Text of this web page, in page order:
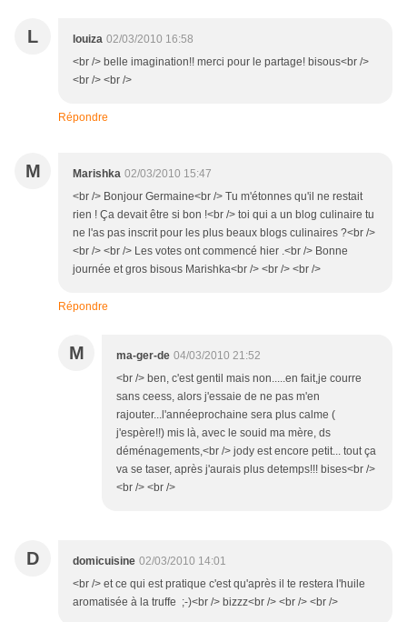
L louiza 02/03/2010 16:58
<br /> belle imagination!! merci pour le partage! bisous<br />
<br /> <br />
Répondre
M Marishka 02/03/2010 15:47
<br /> Bonjour Germaine<br /> Tu m'étonnes qu'il ne restait
rien ! Ça devait être si bon !<br /> toi qui a un blog culinaire tu
ne l'as pas inscrit pour les plus beaux blogs culinaires ?<br />
<br /> <br /> Les votes ont commencé hier .<br /> Bonne
journée et gros bisous Marishka<br /> <br /> <br />
Répondre
M ma-ger-de 04/03/2010 21:52
<br /> ben, c'est gentil mais non.....en fait,je courre
sans ceess, alors j'essaie de ne pas m'en
rajouter...l'annéeprochaine sera plus calme (
j'espère!!) mis là, avec le souid ma mère, ds
déménagements,<br /> jody est encore petit... tout ça
va se taser, après j'aurais plus detemps!!! bises<br />
<br /> <br />
D domicuisine 02/03/2010 14:01
<br /> et ce qui est pratique c'est qu'après il te restera l'huile
aromatisée à la truffe ;-)<br /> bizzz<br /> <br /> <br />